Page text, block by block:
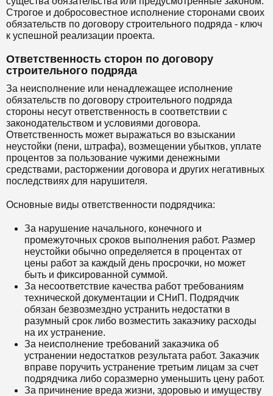
Строгое и добросовестное исполнение сторонами своих
обязательств по договору строительного подряда - ключ
к успешной реализации проекта.
Ответственность сторон по договору
строительного подряда
За неисполнение или ненадлежащее исполнение
обязательств по договору строительного подряда
стороны несут ответственность в соответствии с
законодательством и условиями договора.
Ответственность может выражаться во взыскании
неустойки (пени, штрафа), возмещении убытков, уплате
процентов за пользование чужими денежными
средствами, расторжении договора и других негативных
последствиях для нарушителя.
Основные виды ответственности подрядчика:
За нарушение начального, конечного и
промежуточных сроков выполнения работ. Размер
неустойки обычно определяется в процентах от
цены работ за каждый день просрочки, но может
быть и фиксированной суммой.
За несоответствие качества работ требованиям
технической документации и СНиП. Подрядчик
обязан безвозмездно устранить недостатки в
разумный срок либо возместить заказчику расходы
на их устранение.
За неисполнение требований заказчика об
устранении недостатков результата работ. Заказчик
вправе поручить устранение третьим лицам за счет
подрядчика либо соразмерно уменьшить цену работ.
За причинение вреда жизни, здоровью и имуществу